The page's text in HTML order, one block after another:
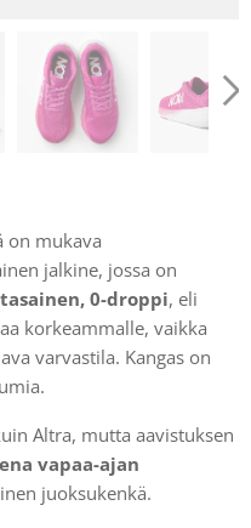
on mukava
jalkine, jossa on
0-droppi, eli
korkeammalle, vaikka
varvastila. Kangas on
Altra, mutta aavistuksen
vapaa-ajan
juoksukenkä.